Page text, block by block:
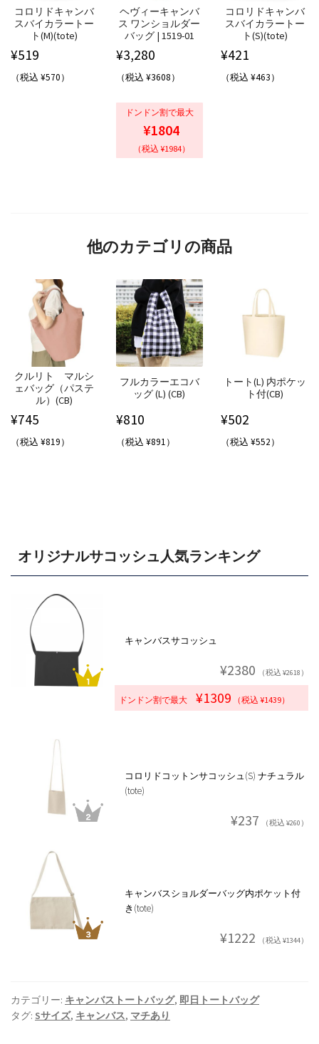
コロリドキャンバ
スバイカラートー
ト(M)(tote)
¥519
（税込 ¥570）
ヘヴィーキャンバ
ス ワンショルダー
バッグ | 1519-01
¥3,280
（税込 ¥3608）
ドンドン割で最大
¥1804
（税込 ¥1984）
コロリドキャンバ
スバイカラートー
ト(S)(tote)
¥421
（税込 ¥463）
他のカテゴリの商品
クルリト マルシ
ェバッグ（パステ
ル）(CB)
¥745
（税込 ¥819）
フルカラーエコバ
ッグ (L) (CB)
¥810
（税込 ¥891）
トート(L) 内ポケッ
ト付(CB)
¥502
（税込 ¥552）
オリジナルサコッシュ人気ランキング
キャンバスサコッシュ
¥2380 （税込 ¥2618）
ドンドン割で最大 ¥1309 （税込 ¥1439）
コロリドコットンサコッシュ(S) ナチュラル
(tote)
¥237 （税込 ¥260）
キャンバスショルダーバッグ内ポケット付
き(tote)
¥1222 （税込 ¥1344）
カテゴリー: キャンバストートバッグ, 即日トートバッグ
タグ: Sサイズ, キャンバス, マチあり